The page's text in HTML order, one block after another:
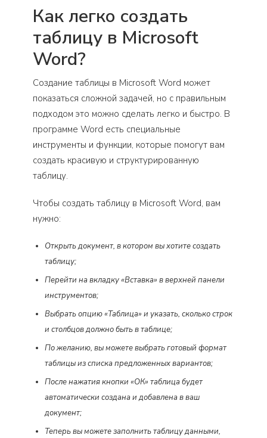
Как легко создать
таблицу в Microsoft
Word?
Создание таблицы в Microsoft Word может
показаться сложной задачей, но с правильным
подходом это можно сделать легко и быстро. В
программе Word есть специальные
инструменты и функции, которые помогут вам
создать красивую и структурированную
таблицу.
Чтобы создать таблицу в Microsoft Word, вам
нужно:
Открыть документ, в котором вы хотите создать
таблицу;
Перейти на вкладку «Вставка» в верхней панели
инструментов;
Выбрать опцию «Таблица» и указать, сколько строк
и столбцов должно быть в таблице;
По желанию, вы можете выбрать готовый формат
таблицы из списка предложенных вариантов;
После нажатия кнопки «ОК» таблица будет
автоматически создана и добавлена в ваш
документ;
Теперь вы можете заполнить таблицу данными,